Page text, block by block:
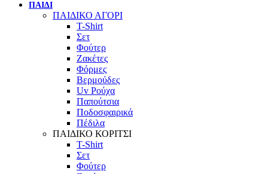
ΠΑΙΔΙ
ΠΑΙΔΙΚΟ ΑΓΟΡΙ
T-Shirt
Σετ
Φούτερ
Ζακέτες
Φόρμες
Βερμούδες
Uv Ρούχα
Παπούτσια
Ποδοσφαιρικά
Πέδιλα
ΠΑΙΔΙΚΟ ΚΟΡΙΤΣΙ
T-Shirt
Σετ
Φούτερ